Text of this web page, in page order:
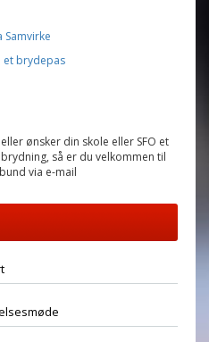
et brydepas
ønsker din skole eller SFO et
så er du velkommen til
via e-mail